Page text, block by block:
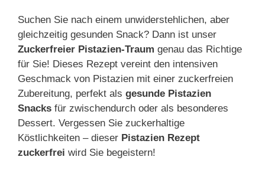
Suchen Sie nach einem unwiderstehlichen, aber
gleichzeitig gesunden Snack? Dann ist unser
Zuckerfreier Pistazien-Traum genau das Richtige
für Sie! Dieses Rezept vereint den intensiven
Geschmack von Pistazien mit einer zuckerfreien
Zubereitung, perfekt als gesunde Pistazien
Snacks für zwischendurch oder als besonderes
Dessert. Vergessen Sie zuckerhaltige
Köstlichkeiten – dieser Pistazien Rezept
zuckerfrei wird Sie begeistern!